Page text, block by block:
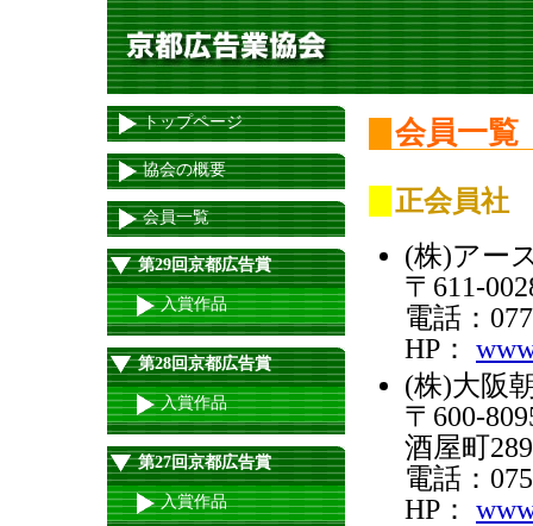
会員一覧
正会員社
(株)アー
〒611-
電話：
HP：
(株)大阪
〒600-
酒屋町
電話：
HP：
トップページ
協会の概要
会員一覧
第29回京都広告賞
入賞作品
第28回京都広告賞
入賞作品
第27回京都広告賞
入賞作品